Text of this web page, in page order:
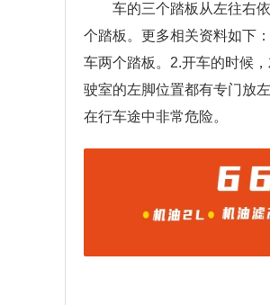
车的三个踏板从左往右
个踏板。更多相关资料如下
车两个踏板。2.开车的时候
驶室的左脚位置都有专门放
在行车途中非常危险。